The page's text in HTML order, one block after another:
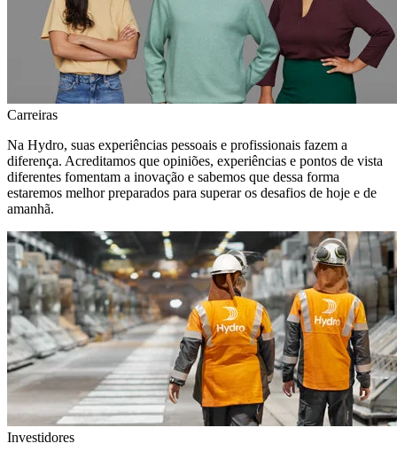
Carreiras
Na Hydro, suas experiências pessoais e profissionais fazem a
diferença. Acreditamos que opiniões, experiências e pontos de vista
diferentes fomentam a inovação e sabemos que dessa forma
estaremos melhor preparados para superar os desafios de hoje e de
amanhã.
Investidores